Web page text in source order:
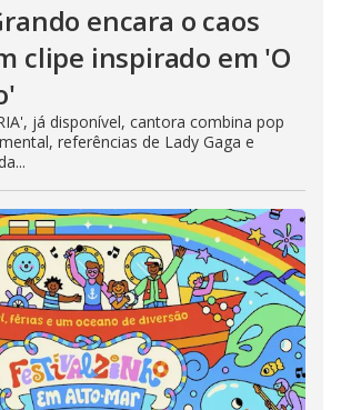
encara o caos
clipe inspirado em 'O
já disponível, cantora combina pop
referências de Lady Gaga e